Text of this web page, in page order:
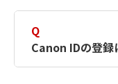
択したサー
簡単に作成
Canon IDの
Q
Canon IDの登録